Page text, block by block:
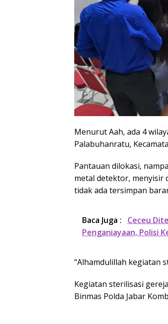
Menurut Aah, ada 4
Palabuhanratu,
Pantauan dilokasi,
metal detektor, menyisir
tidak ada tersimpan
Baca Juga :
Ceceu
Penganiayaan, Polisi
“Alhamdulillah kegiatan
Kegiatan sterilisasi
Binmas Polda Jabar